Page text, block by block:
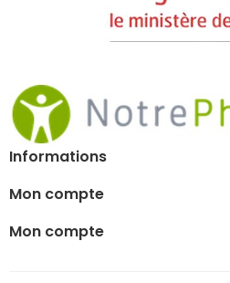
Informations
Mon compte
Mon compte